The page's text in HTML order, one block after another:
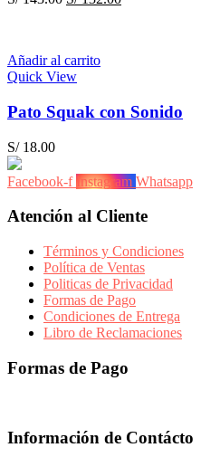
S/ 143.00.
Añadir al carrito
Quick View
Pato Squak con Sonido
S/18.00
Facebook-f Instagram Whatsapp
Atención al Cliente
Términos y Condiciones
Política de Ventas
Politicas de Privacidad
Formas de Pago
Condiciones de Entrega
Libro de Reclamaciones
Formas de Pago
Información de Contácto